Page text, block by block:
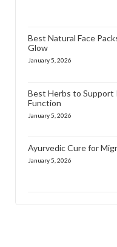
Best Natural Face
Glow
January 5, 2026
Best Herbs to Support
Function
January 5, 2026
Ayurvedic Cure for
January 5, 2026